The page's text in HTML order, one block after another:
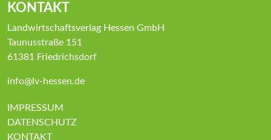
KONTAKT
Landwirtschaftsverlag Hessen GmbH
Taunusstraße 151
61381 Friedrichsdorf
info@lv-hessen.de
IMPRESSUM
DATENSCHUTZ
KONTAKT